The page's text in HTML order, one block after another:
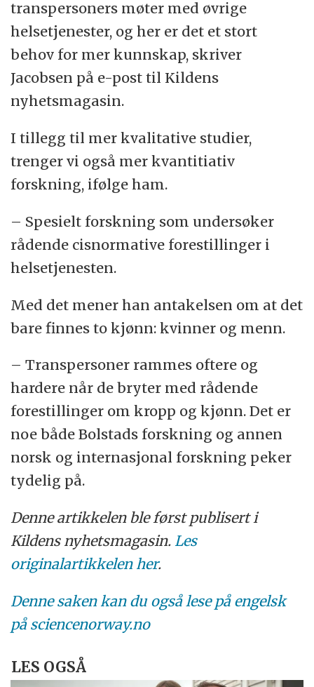
transpersoners møter med øvrige
helsetjenester, og her er det et stort
behov for mer kunnskap, skriver
Jacobsen på e-post til Kildens
nyhetsmagasin.
I tillegg til mer kvalitative studier,
trenger vi også mer kvantitiativ
forskning, ifølge ham.
– Spesielt forskning som undersøker
rådende cisnormative forestillinger i
helsetjenesten.
Med det mener han antakelsen om at det
bare finnes to kjønn: kvinner og menn.
– Transpersoner rammes oftere og
hardere når de bryter med rådende
forestillinger om kropp og kjønn. Det er
noe både Bolstads forskning og annen
norsk og internasjonal forskning peker
tydelig på.
Denne artikkelen ble først publisert i
Kildens nyhetsmagasin.Les
originalartikkelen her.
Denne saken kan du også lese på engelsk
på sciencenorway.no
LES OGSÅ